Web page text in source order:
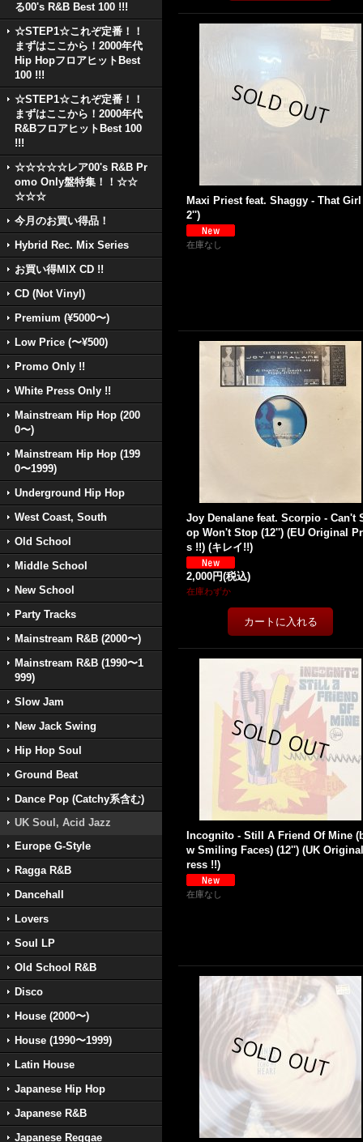
る00's R&B Best 100 !!!
☆STEP1☆これぞ定番！！
まずはここから！2000年代
Hip HopフロアヒットBest
100 !!!
☆STEP1☆これぞ定番！！
まずはここから！2000年代
R&BフロアヒットBest 100
!!!
☆☆☆☆☆レア00's R&B Pr
omo Only盤特集！！☆☆
☆☆☆
今月のお買い得品！
Hybrid Rec. Mix Series
お買い得MIX CD !!
CD (Not Vinyl)
Premium (¥5000〜)
Low Price (〜¥500)
Promo Only !!
White Press Only !!
Mainstream Hip Hop (200
0〜)
Mainstream Hip Hop (199
0〜1999)
Underground Hip Hop
West Coast, South
Old School
Middle School
New School
Party Tracks
Mainstream R&B (2000〜)
Mainstream R&B (1990〜1
999)
Slow Jam
New Jack Swing
Hip Hop Soul
Ground Beat
Dance Pop (Catchy系含む)
UK Soul, Acid Jazz
Europe G-Style
Ragga R&B
Dancehall
Lovers
Soul LP
Old School R&B
Disco
House (2000〜)
House (1990〜1999)
Latin House
Japanese Hip Hop
Japanese R&B
Japanese Reggae
Maxi Priest feat. Shaggy - That Girl
2'')
在庫なし
Joy Denalane feat. Scorpio - Can't
op Won't Stop (12'') (EU Original
s !!) (キレイ!!)
2,000円(税込)
在庫わずか
Incognito - Still A Friend Of Mine
w Smiling Faces) (12'') (UK
ress !!)
在庫なし